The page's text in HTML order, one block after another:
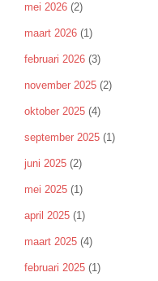
mei 2026 (2)
maart 2026 (1)
februari 2026 (3)
november 2025 (2)
oktober 2025 (4)
september 2025 (1)
juni 2025 (2)
mei 2025 (1)
april 2025 (1)
maart 2025 (4)
februari 2025 (1)